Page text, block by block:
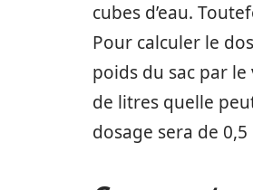
cubes d’eau.
Pour calculer le
poids du sac par
de litres quelle
dosage sera de